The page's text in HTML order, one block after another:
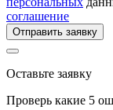
соглашение
Отправить заявку
Оставьте заявку
Проверь какие 5